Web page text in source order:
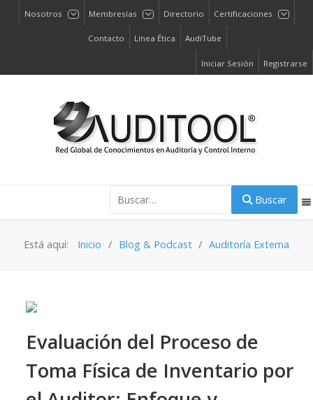
Nosotros Membresías Directorio Certificaciones
Contacto Línea Ética AudiTube
Iniciar Sesión Registrarse
Buscar
Está aquí: Inicio Blog & Podcast Auditoría Externa
Evaluación del Proceso de
Toma Física de Inventario por